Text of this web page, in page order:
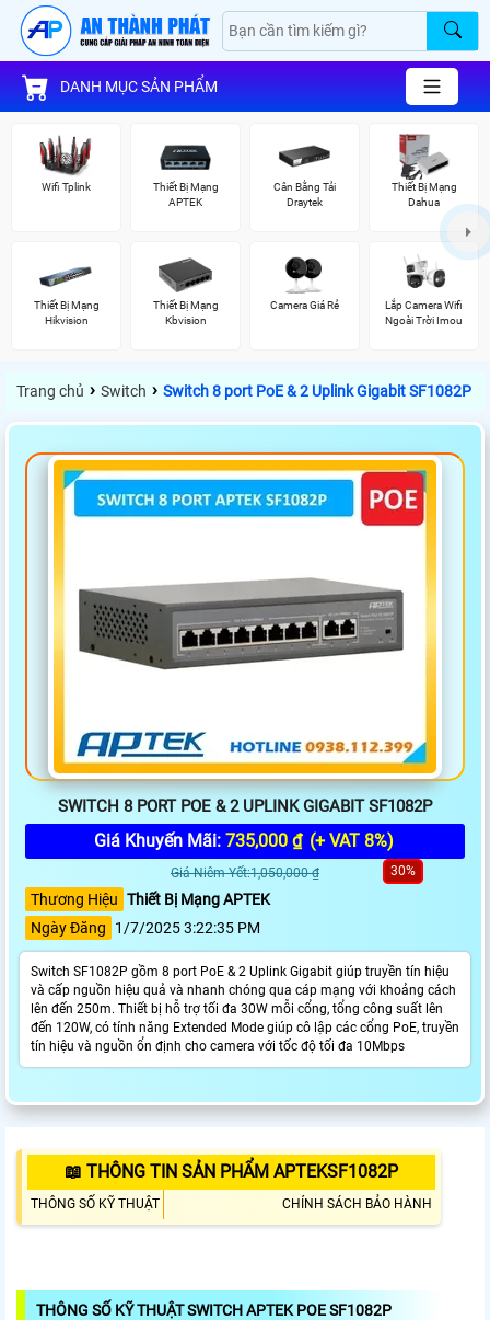
DANH MỤC SẢN PHẨM
Wifi Tplink
Thiết Bị Mạng
APTEK
Cân Bằng Tải
Draytek
Thiết Bị Mạng
Dahua
Thiết Bị Mạng
Hikvision
Thiết Bị Mạng
Kbvision
Camera Giá Rẻ
Lắp Camera Wifi
Ngoài Trời Imou
Trang chủ › Switch › Switch 8 port PoE & 2 Uplink Gigabit SF1082P
SWITCH 8 PORT POE & 2 UPLINK GIGABIT SF1082P
Giá Khuyến Mãi: 735,000 ₫ (+ VAT 8%)
Giá Niêm Yết:1,050,000 ₫ 30%
Thương Hiệu Thiết Bị Mạng APTEK
Ngày Đăng
1/7/2025 3:22:35 PM
Switch SF1082P gồm 8 port PoE & 2 Uplink Gigabit giúp truyền tín hiệu
và cấp nguồn hiệu quả và nhanh chóng qua cáp mạng với khoảng cách
lên đến 250m. Thiết bị hỗ trợ tối đa 30W mỗi cổng, tổng công suất lên
đến 120W, có tính năng Extended Mode giúp cô lập các cổng PoE, truyền
tín hiệu và nguồn ổn định cho camera với tốc độ tối đa 10Mbps
📖 THÔNG TIN SẢN PHẨM APTEKSF1082P
THÔNG SỐ KỸ THUẬT CHÍNH SÁCH BẢO HÀNH
THÔNG SỐ KỸ THUẬT SWITCH APTEK POE SF1082P